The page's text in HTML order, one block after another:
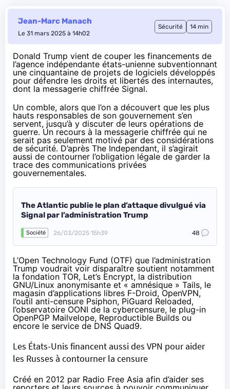
Jean-Marc Manach
Le 31 mars 2025 à 14h02
Sécurité 14 min
Donald Trump vient de couper les financements de
l’agence indépendante états-unienne subventionnant
une cinquantaine de projets de logiciels développés
pour défendre les droits et libertés des internautes,
dont la messagerie chiffrée Signal.
Un comble, alors que l’on a découvert que les plus
hauts responsables de son gouvernement s’en
servent, jusqu’à y discuter de leurs opérations de
guerre. Un recours à la messagerie chiffrée qui ne
serait pas seulement motivé par des considérations
de sécurité. D’après The Independant, il s’agirait
aussi de contourner l’obligation légale de garder la
trace des communications privées
gouvernementales.
The Atlantic publie le plan d’attaque divulgué via
Signal par l’administration Trump
Société 26/03/2025 15h39 48
L’Open Technology Fund (OTF) que l’administration
Trump voudrait voir disparaître soutient notamment
la fondation TOR, Let’s Encrypt, la distribution
GNU/Linux anonymisante et « amnésique » Tails, le
magasin d’applications libres F-Droid, OpenVPN,
l’outil anti-censure Psiphon, PiGuard Reloaded,
l’observatoire OONI de la cybercensure, le plug-in
OpenPGP Mailvelope, Reproductible Builds ou
encore le service de DNS Quad9.
Les États-Unis financent aussi des VPN pour aider
les Russes à contourner la censure
Créé en 2012 par Radio Free Asia afin d’aider ses